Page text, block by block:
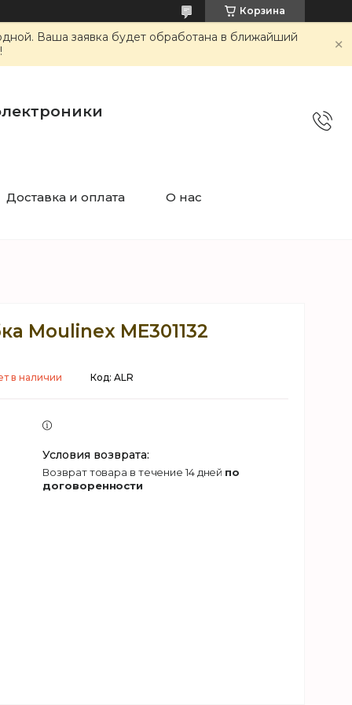
Корзина
Ваша заявка будет обработана в ближайший
Доставка и оплата О нас
Moulinex ME301132
в наличии Код: ALR
возврат товара в течение 14 дней по
договоренности